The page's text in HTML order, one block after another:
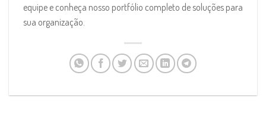
equipe e conheça nosso portfólio completo de soluções para
sua organização.